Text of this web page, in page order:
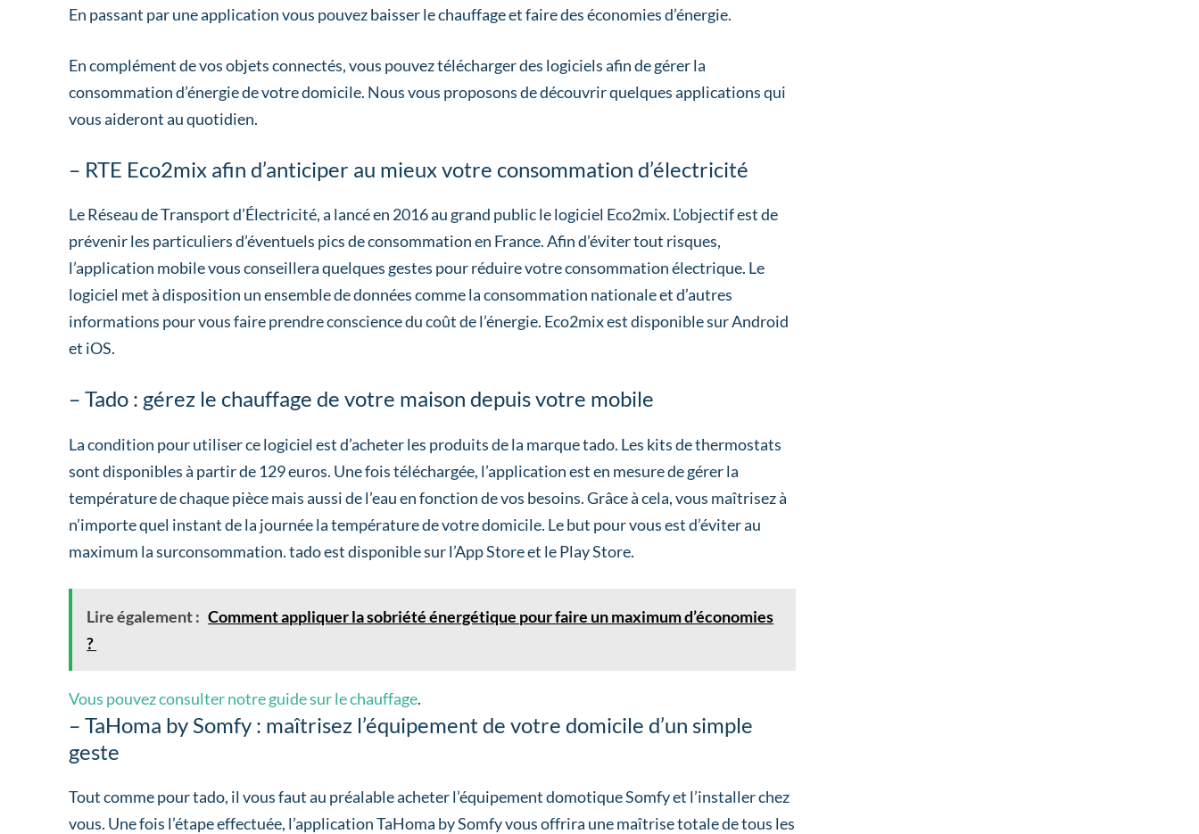
En passant par une application vous pouvez baisser le chauffage et faire des économies d’énergie.
En complément de vos objets connectés, vous pouvez télécharger des logiciels afin de gérer la
consommation d’énergie de votre domicile. Nous vous proposons de découvrir quelques applications qui
vous aideront au quotidien.
– RTE Eco2mix afin d’anticiper au mieux votre consommation d’électricité
Le Réseau de Transport d’Électricité, a lancé en 2016 au grand public le logiciel Eco2mix. L’objectif est de
prévenir les particuliers d’éventuels pics de consommation en France. Afin d’éviter tout risques,
l’application mobile vous conseillera quelques gestes pour réduire votre consommation électrique. Le
logiciel met à disposition un ensemble de données comme la consommation nationale et d’autres
informations pour vous faire prendre conscience du coût de l’énergie. Eco2mix est disponible sur Android
et iOS.
– Tado : gérez le chauffage de votre maison depuis votre mobile
La condition pour utiliser ce logiciel est d’acheter les produits de la marque tado. Les kits de thermostats
sont disponibles à partir de 129 euros. Une fois téléchargée, l’application est en mesure de gérer la
température de chaque pièce mais aussi de l’eau en fonction de vos besoins. Grâce à cela, vous maîtrisez à
n’importe quel instant de la journée la température de votre domicile. Le but pour vous est d’éviter au
maximum la surconsommation. tado est disponible sur l’App Store et le Play Store.
Lire également : Comment appliquer la sobriété énergétique pour faire un maximum d’économies
?
Vous pouvez consulter notre guide sur le chauffage.
– TaHoma by Somfy : maîtrisez l’équipement de votre domicile d’un simple
geste
Tout comme pour tado, il vous faut au préalable acheter l’équipement domotique Somfy et l’installer chez
vous. Une fois l’étape effectuée, l’application TaHoma by Somfy vous offrira une maîtrise totale de tous les